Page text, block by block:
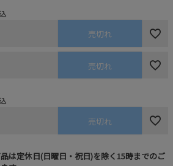
売切れ
売切れ
売切れ
は定休日(日曜日・祝日)を除く15時までのご